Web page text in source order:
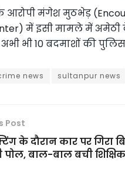
आरोपी मंगेश मुठभेड़
में इसी मामले में
भी 10 बदमाशों की
news sultanpur news
Post
के दौरान कार पर गिरा
पोल, बाल-बाल बची